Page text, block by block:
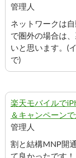
管理人
ネットワークは
で圏外の場合は
いと思います。(
で)
楽天モバイルで
＆キャンペーン
管理人
割と結構MNP開